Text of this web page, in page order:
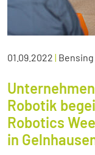
01.09.2022 |
Robotik
Robotics
in